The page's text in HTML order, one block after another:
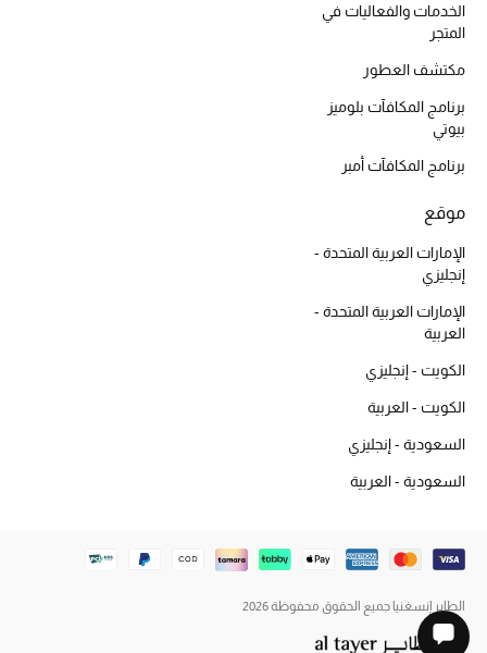
جميع الملابس الرجالية
الأحذية الرجالية
العناية الشخصية بالرجال
تسوقوا للرجال
خصومات
عودة صغاركم للمدارس
الخدمات والفعاليات في
المتجر
مكتشف العطور
برنامج المكافآت بلوميز
بيوتي
برنامج المكافآت أمبر
موقع
الإمارات العربية المتحدة -
إنجليزي
الإمارات العربية المتحدة -
العربية
الكويت - إنجليزي
الكويت - العربية
السعودية - إنجليزي
السعودية - العربية
الطاير إنسغنيا جميع الحقوق محفوظة 2026